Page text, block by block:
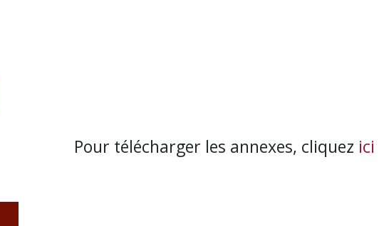
Pour télécharger les annexes, cliquez ici